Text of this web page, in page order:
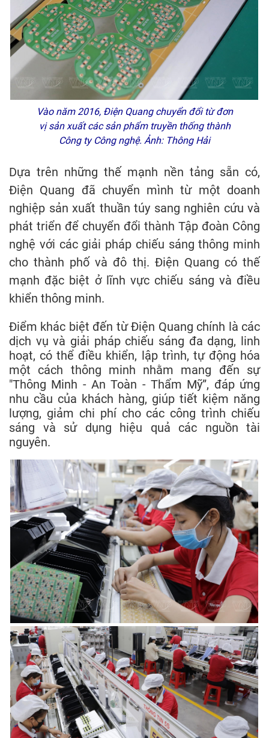
Vào năm 2016, Điện Quang chuyển đổi từ đơn
vị sản xuất các sản phẩm truyền thống thành
Công ty Công nghệ. Ảnh: Thông Hải
Dựa trên những thế mạnh nền tảng sẵn có,
Điện Quang đã chuyển mình từ một doanh
nghiệp sản xuất thuần túy sang nghiên cứu và
phát triển để chuyển đổi thành Tập đoàn Công
nghệ với các giải pháp chiếu sáng thông minh
cho thành phố và đô thị. Điện Quang có thế
mạnh đặc biệt ở lĩnh vực chiếu sáng và điều
khiển thông minh.
Điểm khác biệt đến từ Điện Quang chính là các
dịch vụ và giải pháp chiếu sáng đa dạng, linh
hoạt, có thể điều khiển, lập trình, tự động hóa
một cách thông minh nhằm mang đến sự
"Thông Minh - An Toàn - Thẩm Mỹ”, đáp ứng
nhu cầu của khách hàng, giúp tiết kiệm năng
lượng, giảm chi phí cho các công trình chiếu
sáng và sử dụng hiệu quả các nguồn tài
nguyên.